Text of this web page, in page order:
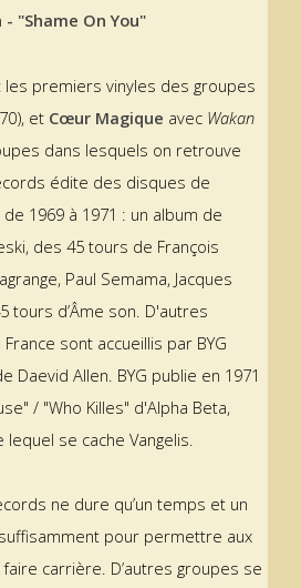
"Shame On You"
les premiers vinyles des groupes
et Cœur Magique avec Wakan
dans lesquels on retrouve
édite des disques de
1969 à 1971 : un album de
des 45 tours de François
Paul Semama, Jacques
tours d’Âme son. D'autres
sont accueillis par BYG
Daevid Allen. BYG publie en 1971
/ "Who Killes" d'Alpha Beta,
se cache Vangelis.
ne dure qu’un temps et un
pour permettre aux
carrière. D’autres groupes se